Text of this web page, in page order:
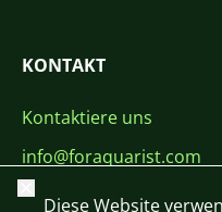
KONTAKT
Kontaktiere uns
info@foraquarist.com
+420 603 449 602
Schließen
Diese Website